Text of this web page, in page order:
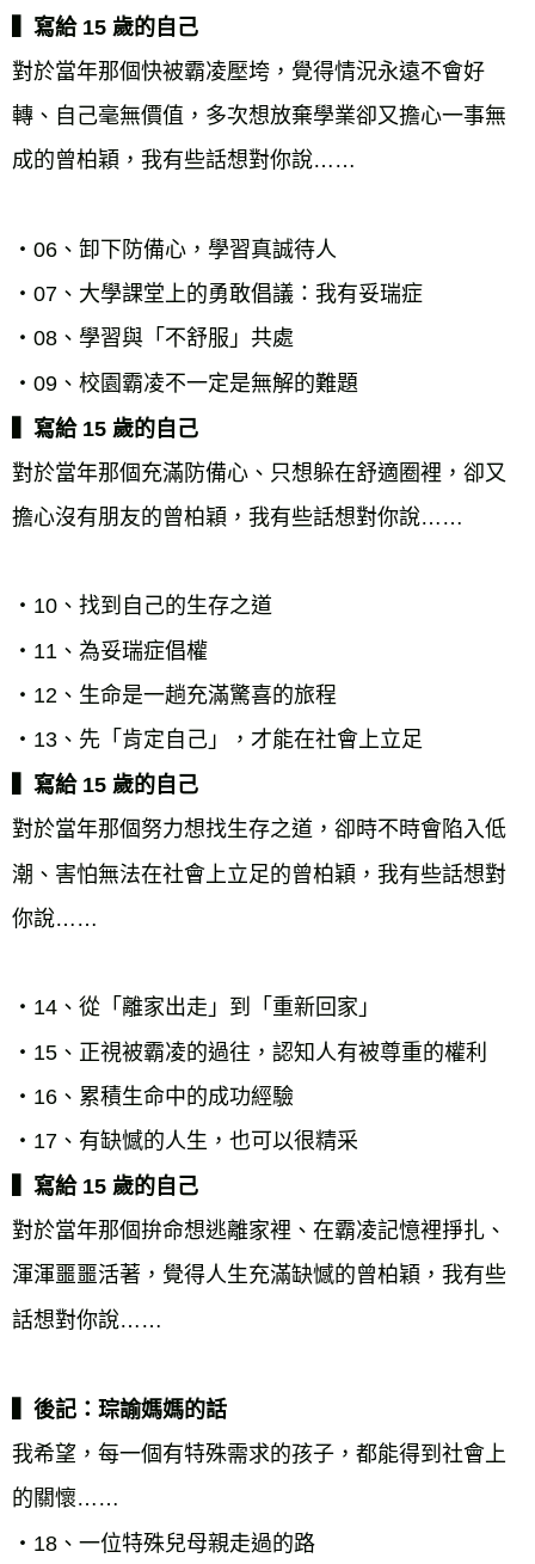
▍寫給 15 歲的自己
對於當年那個快被霸凌壓垮，覺得情況永遠不會好
轉、自己毫無價值，多次想放棄學業卻又擔心一事無
成的曾柏穎，我有些話想對你說……
・06、卸下防備心，學習真誠待人
・07、大學課堂上的勇敢倡議：我有妥瑞症
・08、學習與「不舒服」共處
▍寫給 15 歲的自己
對於當年那個充滿防備心、只想躲在舒適圈裡，卻又
擔心沒有朋友的曾柏穎，我有些話想對你說……
・10、找到自己的生存之道
・11、為妥瑞症倡權
・12、生命是一趟充滿驚喜的旅程
▍寫給 15 歲的自己
對於當年那個努力想找生存之道，卻時不時會陷入低
潮、害怕無法在社會上立足的曾柏穎，我有些話想對
你說……
・14、從「離家出走」到「重新回家」
・15、正視被霸凌的過往，認知人有被尊重的權利
・16、累積生命中的成功經驗
▍寫給 15 歲的自己
對於當年那個拚命想逃離家裡、在霸凌記憶裡掙扎、
渾渾噩噩活著，覺得人生充滿缺憾的曾柏穎，我有些
話想對你說……
▍後記：琮諭媽媽的話
我希望，每一個有特殊需求的孩子，都能得到社會上
的關懷……
・18、一位特殊兒母親走過的路